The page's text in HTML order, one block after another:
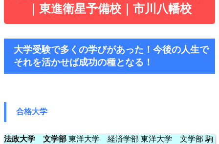
｜東進衛星予備校｜市川八幡校
大学受験で多くの学びがあった！今後の人生で
それを活かせば成功の種となる！
合格大学
法政大学 文学部 東洋大学 経済学部 東洋大学 文学部 駒